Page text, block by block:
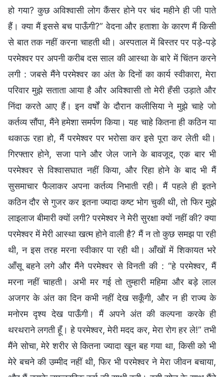
हो गया? कुछ अविश्वासी लोग कैंसर होने पर चंद महीने ही जी पाते
हैं। क्या मैं इससे बच पाऊँगी?” वेदना और हताशा के कारण मैं किसी
से बात तक नहीं करना चाहती थी। अस्पताल में बिस्तर पर पड़े-पड़े
परमेश्वर पर अपनी करीब दस साल की आस्था के बारे में चिंतन करने
लगी : जबसे मैंने परमेश्वर का अंत के दिनों का कार्य स्वीकारा, मेरा
परिवार मुझे सताता आया है और अविश्वासी तो मेरी हँसी उड़ाते और
निंदा करते आए हैं। इन वर्षों के दौरान कलीसिया ने मुझे चाहे जो
कर्तव्य सौंपा, मैंने हमेशा समर्पण किया। यह चाहे कितना ही कठिन या
थकाऊ रहा हो, मैं परमेश्वर पर भरोसा कर इसे पूरा कर लेती थी।
गिरफ्तार होने, सजा पाने और जेल जाने के बावजूद, एक बार भी
परमेश्वर से विश्वासघात नहीं किया, और रिहा होने के बाद भी मैं
सुसमाचार फैलाकर अपना कर्तव्य निभाती रही। मैं पहले ही इतने
कठिन दौर से गुजर कर इतना ज्यादा कष्ट भोग चुकी थी, तो फिर मुझे
लाइलाज बीमारी क्यों लगी? परमेश्वर ने मेरी सुरक्षा क्यों नहीं की? क्या
परमेश्वर में मेरी आस्था खत्म होने वाली है? मैं न तो कुछ समझ पा रही
थी, न इस तरह मरना स्वीकार पा रही थी। आँखों में शिकायत भरे
आँसू बहने लगे और मैंने परमेश्वर से विनती की : “हे परमेश्वर, मैं
मरना नहीं चाहती। अभी मर गई तो तुम्हारी महिमा और बड़े लाल
अजगर के अंत का दिन कभी नहीं देख सकूँगी, और न ही राज्य के
मनोरम दृश्य देख पाऊँगी। मैं अपने अंत की कल्पना करके ही
थरथराने लगती हूँ। हे परमेश्वर, मेरी मदद कर, मेरा रोग हर ले!” तभी
मैंने सोचा, मेरे शरीर से कितना ज्यादा खून बह गया था, किसी को भी
मेरे बचने की उम्मीद नहीं थी, फिर भी परमेश्वर ने मेरा जीवन बचाया,